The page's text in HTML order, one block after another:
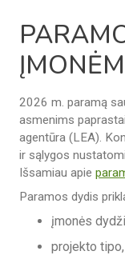
2026 m. paramą
asmenims
agentūra (LEA).
ir sąlygos
Išsamiau apie
Paramos dydis
įmonės
projekto tipo,